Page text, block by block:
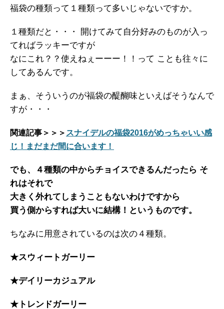
福袋の種類って１種類って多いじゃないですか。
１種類だと・・・ 開けてみて自分好みのものが入っ
てればラッキーですが
なにこれ？？使えねぇーーー！！って ことも往々に
してあるんです。
まぁ、そういうのが福袋の醍醐味といえばそうなんで
すが・・・
関連記事＞＞＞ スナイデルの福袋2016がめっちゃいい感
じ！まだまだ間に合います！
でも、４種類の中からチョイスできるんだったら そ
れはそれで
大きく外れてしまうこともないわけですから
買う側からすれば大いに結構！というものです。
ちなみに用意されているのは次の４種類。
★スウィートガーリー
★デイリーカジュアル
★トレンドガーリー